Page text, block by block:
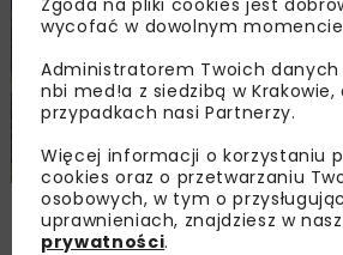
PKP PLK ogłosiły przetarg
– Szczyrzyc projektu
wycofać w dowolnym
Administratorem Twoich
nbi med!a z siedzibą w
przypadkach nasi Partnerzy.
Więcej informacji o korzystaniu
cookies oraz o przetwarzaniu
osobowych, w tym o
uprawnieniach, znajdziesz w
prywatności.